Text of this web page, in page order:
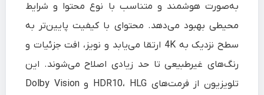
به‌صورت هوشمند و متناسب با نوع محتوا و شرایط
محیطی بهبود می‌دهد. محتوای با کیفیت پایین‌تر به
سطح نزدیک به 4K ارتقا می‌یابد و نویز، افت جزئیات و
رنگ‌های غیرطبیعی تا حد زیادی اصلاح می‌شوند. این
تلویزیون از فرمت‌های HDR10، HLG و Dolby Vision